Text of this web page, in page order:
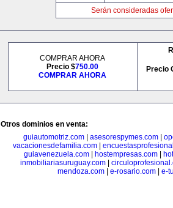
Serán consideradas
COMPRAR AHORA
Precio $750.00
COMPRAR AHORA
Precio
Otros dominios en venta:
guiautomotriz.com| asesorespymes.com|
vacacionesdefamilia.com|
guiavenezuela.com| hostempresas.com|
inmobiliariasuruguay.com|
mendoza.com
e-rosario.com e-